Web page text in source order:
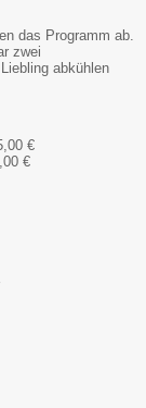
das Programm ab.
zwei
abkühlen
€
€